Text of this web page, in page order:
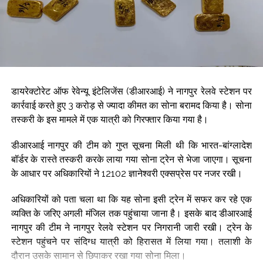
गलत इस्तेमाल और नशीले पदार्थों के बुरे असर से हमारी युवा पीढ़ी को
गुमराह करने की कोशिश कर रहे हैं। वे बुरी और अदृश्य ताकतें अपने मकसद
युवाओं को इन ताकतों के जाल में न फंसने और देशभक्ति को सबसे ज्यादा
एकमात्र आवाज देश की सुरक्षा है।
मुख्यमंत्री ने कहा कि प्रधानमंत्री नरेंद्र मोदी के ‘विकसित भारत 2047’
राज्य के किसानों, मजदूरों, युवाओं और आत्मनिर्भर महिलाओं के योगदान से
ओडिशा देश के आर्थिक और औद्योगिक विकास का एक प्रमुख इंजन बनेगा।
स्वतंत्रता दिवस के अवसर पर मुख्यमंत्री ने जनता से देश की सुरक्षा में लगे
बहादुर सैनिकों और पुलिसकर्मियों के परिवारों का गर्व के साथ सम्मान करने
का आह्वान किया।
Post Views: 55,437
डायरेक्टोरेट ऑफ रेवेन्यू इंटेलिजेंस (डीआरआई) ने नागपुर रेलवे स्टेशन पर
कार्रवाई करते हुए 3 करोड़ से ज्यादा कीमत का सोना बरामद किया है। सोना
तस्करी के इस मामले में एक यात्री को गिरफ्तार किया गया है।
डीआरआई नागपुर की टीम को गुप्त सूचना मिली थी कि भारत-बांग्लादेश
बॉर्डर के रास्ते तस्करी करके लाया गया सोना ट्रेन से भेजा जाएगा। सूचना
के आधार पर अधिकारियों ने 12102 ज्ञानेश्वरी एक्सप्रेस पर नजर रखी।
अधिकारियों को पता चला था कि यह सोना इसी ट्रेन में सफर कर रहे एक
व्यक्ति के जरिए अगली मंजिल तक पहुंचाया जाना है। इसके बाद डीआरआई
नागपुर की टीम ने नागपुर रेलवे स्टेशन पर निगरानी जारी रखी। ट्रेन के
स्टेशन पहुंचने पर संदिग्ध यात्री को हिरासत में लिया गया। तलाशी के
दौरान उसके सामान से छिपाकर रखा गया सोना मिला।